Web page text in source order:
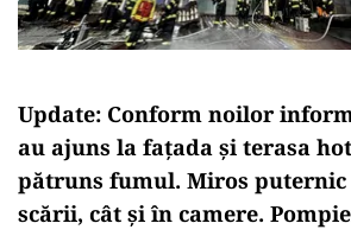
Update: Conform noilor
au ajuns la fațada și terasa
pătruns fumul. Miros puternic
scării, cât și în camere.